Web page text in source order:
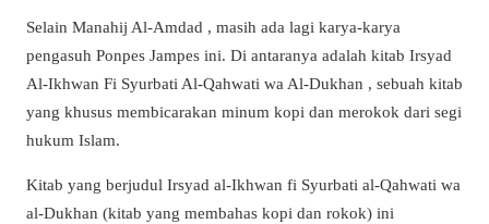
Selain Manahij Al-Amdad , masih ada lagi karya-karya
pengasuh Ponpes Jampes ini. Di antaranya adalah kitab Irsyad
Al-Ikhwan Fi Syurbati Al-Qahwati wa Al-Dukhan , sebuah kitab
yang khusus membicarakan minum kopi dan merokok dari segi
hukum Islam.
Kitab yang berjudul Irsyad al-Ikhwan fi Syurbati al-Qahwati wa
al-Dukhan (kitab yang membahas kopi dan rokok) ini